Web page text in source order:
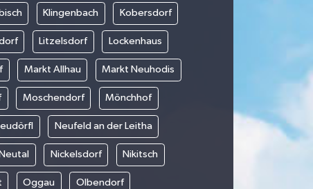
Klingenbach Kobersdorf
Litzelsdorf Lockenhaus
Markt Allhau Markt Neuhodis
Moschendorf Mönchhof
Neufeld an der Leitha
Neutal Nickelsdorf Nikitsch
Oggau Olbendorf